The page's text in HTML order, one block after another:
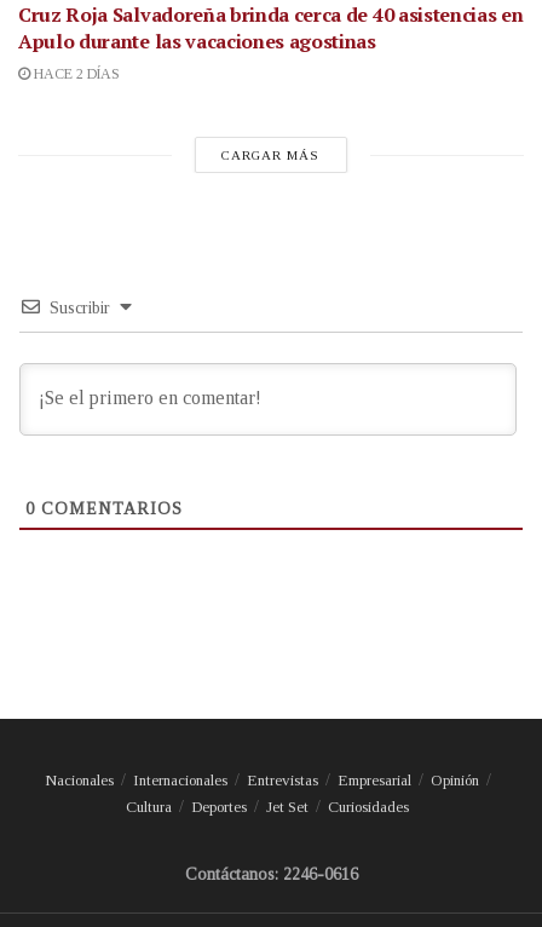
Cruz Roja Salvadoreña brinda cerca de 40 asistencias en
Apulo durante las vacaciones agostinas
HACE 2 DÍAS
CARGAR MÁS
Suscribir
0 COMENTARIOS
Nacionales Internacionales Entrevistas Empresarial
Opinión
Cultura
Deportes Jet Set Curiosidades
Contáctanos: 2246-0616